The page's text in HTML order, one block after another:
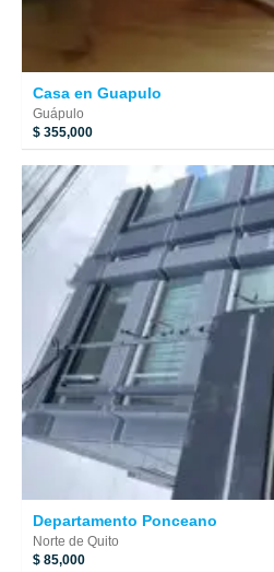
Casa en Guapulo
Guápulo
$ 355,000
Departamento Ponceano
Norte de Quito
$ 85,000